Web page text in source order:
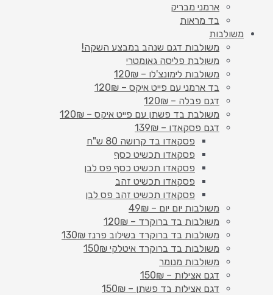
ארמני מבריק
בד מראות
משולבות
משולבות דגם שנהב במבצע השקה!
משולבת פליסה גאומטרי
משולבות לימונצ'לו – 120₪
בד ארמני עם פייט איקס – 120₪
דגם פבלה – 120₪
משולבת בד פשתן עם פייט איקס – 120₪
דגם פסקאדו – 139₪
פסקאדו בד קרושה 80 ש"ח
פסקאדו תכשיט כסף
פסקאדו תכשיט כסף פס לבן
פסקאדו תכשיט זהב
פסקאדו תכשיט זהב פס לבן
משולבות יום יום – 49₪
משולבות בד ברוקרד – 120₪
משולבות בד ברוקרד בשילוב פרנז 130₪
משולבות בד ברוקרד איטלקי 150₪
משולבות מנומר
דגם אצילות – 150₪
דגם אצילות בד פשתן – 150₪